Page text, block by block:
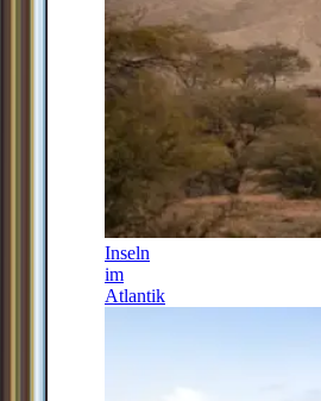
Inseln
im
Atlantik